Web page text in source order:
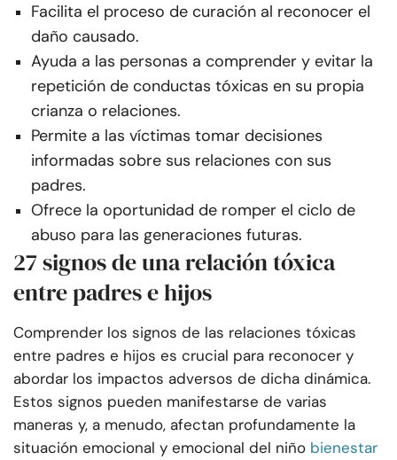
Facilita el proceso de curación al reconocer el
daño causado.
Ayuda a las personas a comprender y evitar la
repetición de conductas tóxicas en su propia
crianza o relaciones.
Permite a las víctimas tomar decisiones
informadas sobre sus relaciones con sus
padres.
Ofrece la oportunidad de romper el ciclo de
abuso para las generaciones futuras.
27 signos de una relación tóxica
entre padres e hijos
Comprender los signos de las relaciones tóxicas
entre padres e hijos es crucial para reconocer y
abordar los impactos adversos de dicha dinámica.
Estos signos pueden manifestarse de varias
maneras y, a menudo, afectan profundamente la
situación emocional y emocional del niño bienestar